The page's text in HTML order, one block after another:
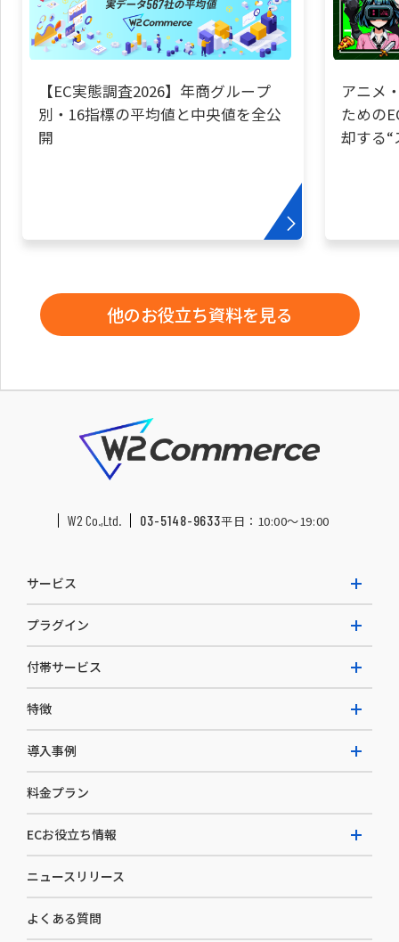
【EC実態調査2026】年商グループ
別・16指標の平均値と中央値を全公
開
アニメ
ための
却する
他のお役立ち資料を見る
W2 Co.,Ltd. 03-5148-9633平日：10:00〜19:00
サービス
W2 Commerce Repeat
W2 Commerce BtoB
W2 Commerce Asia
プラグイン
AI buddy
付帯サービス
EC運用構築支援・運用支援
カスタマーサクセス
セキュリティ
デザイン制作
コンサルティング
特徴
選ばれる理由
開発体制
導入事例
導入企業一覧
料金プラン
ECお役立ち情報
お役立ち資料
ニュースリリース
よくある質問